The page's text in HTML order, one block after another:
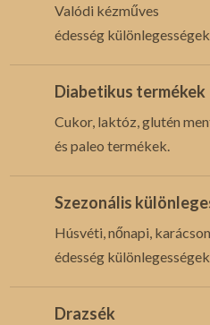
Valódi kézműves
édesség
Diabetikus termékek
Cukor, laktóz, glutén
és paleo termékek.
Szezonális
Húsvéti, nőnapi,
édesség
Drazsék